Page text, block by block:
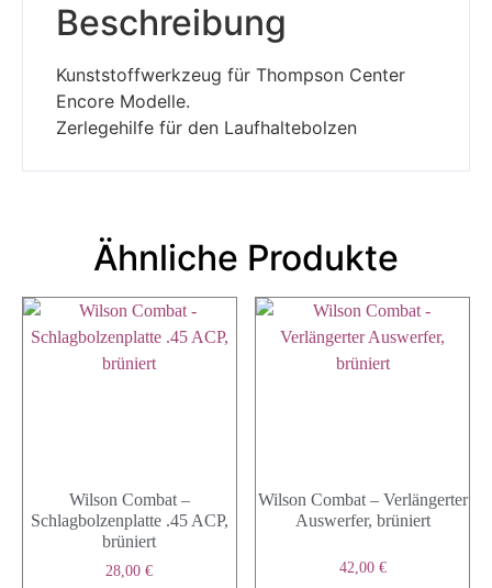
Beschreibung
Kunststoffwerkzeug für Thompson Center
Encore Modelle.
Zerlegehilfe für den Laufhaltebolzen
Ähnliche Produkte
Wilson Combat –
Schlagbolzenplatte .45 ACP,
brüniert
28,00€
Wilson Combat – Verlängerter
Auswerfer, brüniert
42,00 €